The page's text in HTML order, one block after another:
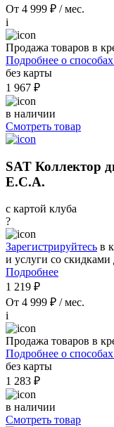
От 4 999 ₽ / мес.
i
Продажа товаров в
Подробнее о
без карты
1 967 ₽
в наличии
Смотреть товар
SAT Коллектор
E.C.A.
с картой клуба
?
Зарегистрируйтесь в
и услуги со скидками
Подробнее
1 219 ₽
От 4 999 ₽ / мес.
i
Продажа товаров в
Подробнее о
без карты
1 283 ₽
в наличии
Смотреть товар